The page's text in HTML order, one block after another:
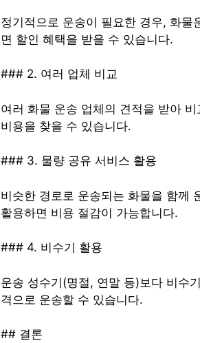
정기적으로 운송이 필요한 경우, 화물
면 할인 혜택을 받을 수 있습니다.
### 2. 여러 업체 비교
여러 화물 운송 업체의 견적을 받아
비용을 찾을 수 있습니다.
### 3. 물량 공유 서비스 활용
비슷한 경로로 운송되는 화물을 함께
활용하면 비용 절감이 가능합니다.
### 4. 비수기 활용
운송 성수기(명절, 연말 등)보다 비수
격으로 운송할 수 있습니다.
## 결론